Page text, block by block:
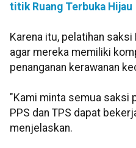
titik Ruang Terbuka Hijau
Karena itu, pelatihan
agar mereka memiliki
penanganan kerawanan
"Kami minta semua saksi
PPS dan TPS dapat
menjelaskan.